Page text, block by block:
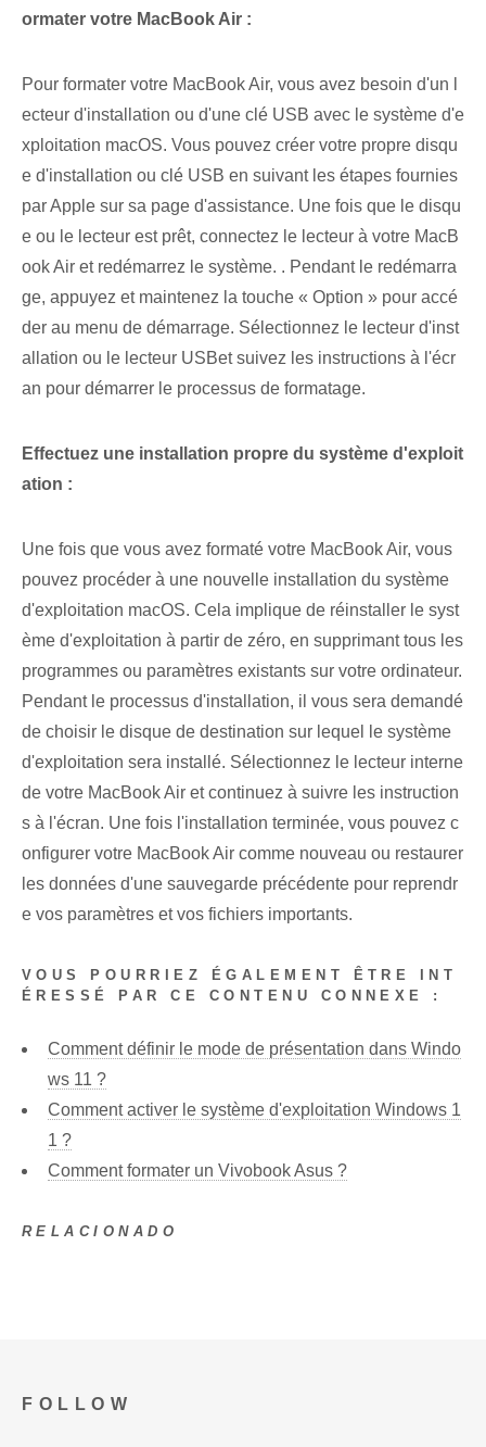
ormater votre ⁢MacBook Air :
Pour formater votre MacBook Air, vous avez besoin d'un l
ecteur d'installation ou d'une clé USB avec le système d'e
xploitation macOS. Vous pouvez créer votre propre ⁤disqu
e d'installation‍ ou clé USB⁢ en suivant les étapes fournies
par Apple sur sa page d'assistance. Une fois que le disqu
e ⁢ou le lecteur est prêt, connectez⁢ le lecteur à ⁣votre​ MacB
ook Air​ et redémarrez le système. . Pendant le redémarra
ge, appuyez et maintenez la touche « Option » pour accé
der au menu de démarrage. Sélectionnez le lecteur d'inst
allation‌ ou le ⁤lecteur USB⁢et suivez les instructions à l'écr
an pour démarrer le processus de formatage.
Effectuez une ⁤installation‌ propre du système d'exploit
ation :
Une fois que vous avez formaté votre MacBook Air, vous
pouvez procéder à une nouvelle installation du système
d'exploitation macOS. ‌Cela implique‍ de réinstaller le syst
ème d'exploitation à partir de zéro, en supprimant tous les
programmes ou paramètres existants sur votre ordinateur.
Pendant le processus d'installation, il vous sera demandé
de choisir le disque de destination sur lequel le système
d'exploitation sera installé. Sélectionnez⁤ le lecteur interne
de votre MacBook Air et continuez à suivre⁢ les instruction
s à l'écran. Une fois l'installation terminée⁤, vous pouvez c
onfigurer votre MacBook ‌Air comme nouveau ou restaurer
les données d'une sauvegarde précédente pour‌ reprendr
e vos paramètres⁢ et vos fichiers importants.⁤
VOUS POURRIEZ ÉGALEMENT ÊTRE INT
ÉRESSÉ PAR CE CONTENU CONNEXE :
Comment définir le mode de présentation dans Windo
ws 11 ?
Comment activer le système d'exploitation Windows 1
1 ?
Comment formater un Vivobook Asus ?
RELACIONADO
FOLLOW